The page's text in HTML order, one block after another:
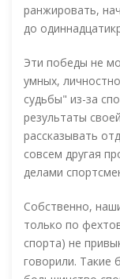
ранжировать,
до
Эти победы не
умных,
судьбы" из-за
результаты
рассказывать
совсем другая
делами
Собственно,
только по
спорта) не
говорили. Такие